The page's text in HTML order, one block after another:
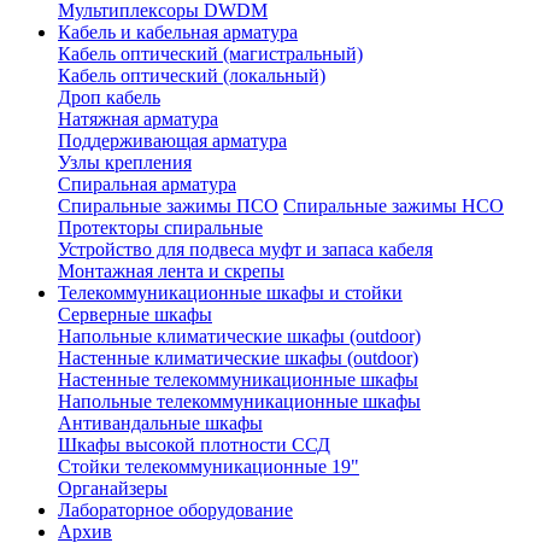
Мультиплексоры DWDM
Кабель и кабельная арматура
Кабель оптический (магистральный)
Кабель оптический (локальный)
Дроп кабель
Натяжная арматура
Поддерживающая арматура
Узлы крепления
Спиральная арматура
Спиральные зажимы ПСО Спиральные зажимы НСО
Протекторы спиральные
Устройство для подвеса муфт и запаса кабеля
Монтажная лента и скрепы
Телекоммуникационные шкафы и стойки
Серверные шкафы
Напольные климатические шкафы (outdoor)
Настенные климатические шкафы (outdoor)
Настенные телекоммуникационные шкафы
Напольные телекоммуникационные шкафы
Антивандальные шкафы
Шкафы высокой плотности ССД
Стойки телекоммуникационные 19"
Органайзеры
Лабораторное оборудование
Архив